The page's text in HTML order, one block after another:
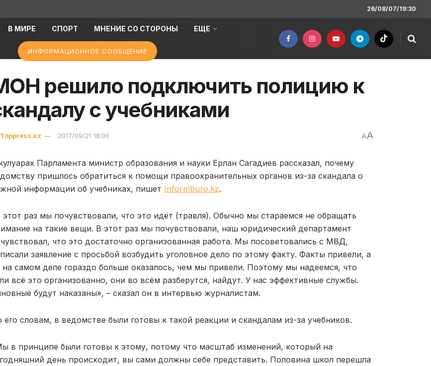
26/08/07/19:30
В МИРЕ СПОРТ МНЕНИЕ СО СТОРОНЫ ЕЩЕ
ИНФОРМАЦИОННОЕ СООБЩЕНИЕ
решило подключить полицию к
с учебниками
Toppress.kz 2017/09/21 18:00 AA
Парламента министр образования и науки Ерлан Сагадиев рассказал, почему
пришлось обратиться к помощи правоохранительных органов из-за скандала о
информации об учебниках, пишет Informburo.kz.
этот раз мы почувствовали, что это идёт (травля). Обычно мы стараемся не обращать
на такие вещи. В этот раз мы почувствовали, наш юридический департамент
что это достаточно организованная работа. Мы посоветовались с МВД,
заявление с просьбой возбудить уголовное дело по этому факту. Факты привели, а
на самом деле гораздо больше оказалось, чем мы привели. Поэтому мы надеемся, что
всё это организованно, они во всём разберутся, найдут. У нас эффективные службы.
будут наказаны», – сказал он в интервью журналистам.
его словам, в ведомстве были готовы к такой реакции и скандалам из-за учебников.
в принципе были готовы к этому, потому что масштаб изменений, который на
день происходит, вы сами должны себе представить. Половина школ перешла